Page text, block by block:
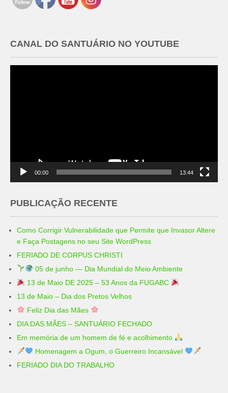
CANAL DO SANTUÁRIO NO YOUTUBE
00:00 13:44
PUBLICAÇÃO RECENTE
Como Corrigir Vulnerabilidade que Permite que Invasor Altere
e Faça Postagens no seu Site WordPress
FERIADO DE CORPUS CHRISTI
05 de junho — Dia Mundial do Meio Ambiente
13 de Maio DE 2025 – 53 Anos da FUGABC
13 de Maio – Dia dos Pretos Velhos
Feliz Dia das Mães
DIA DAS MÃES – SANTUÁRIO FECHADO
Em memória de um homem de fé e acolhimento
Homenagem a Ogum, o Guerreiro Incansável
FERIADO DIA DO TRABALHO